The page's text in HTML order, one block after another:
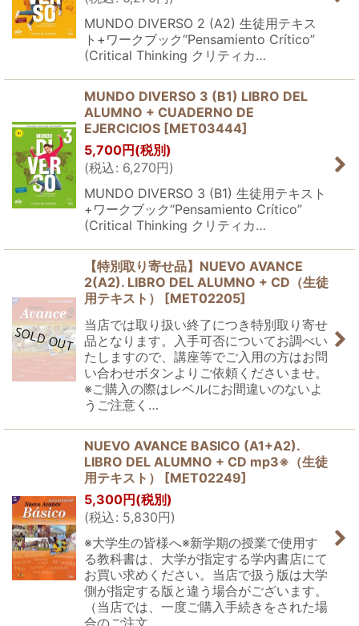
MUNDO DIVERSO 2 (A2) 生徒用テキス
ト+ワークブック“Pensamiento Crítico”
(Critical Thinking クリティカ…
MUNDO DIVERSO 3 (B1) LIBRO DEL
ALUMNO + CUADERNO DE
EJERCICIOS [MET03444]
5,700円 (税別)
(税込: 6,270円)
MUNDO DIVERSO 3 (B1) 生徒用テキスト
+ワークブック“Pensamiento Crítico”
(Critical Thinking クリティカ…
【特別取り寄せ品】NUEVO AVANCE
2(A2). LIBRO DEL ALUMNO + CD（生徒
用テキスト）
[MET02205]
当店では取り扱い終了につき特別取り寄せ
品となります。入手可否についてお調べい
たしますので、講座等でご入用の方はお問
い合わせボタンよりご依頼くださいませ。
※ご購入の際はレベルにお間違いのないよ
うご注意く…
NUEVO AVANCE BASICO (A1+A2).
LIBRO DEL ALUMNO + CD mp3※（生徒
用テキスト）
[MET02249]
5,300円 (税別)
(税込: 5,830円)
※大学生の皆様へ※新学期の授業で使用す
る教科書は、大学が指定する学内書店にて
お買い求めください。当店で扱う版は大学
側が指定する版と違う場合がございます。
（当店では、一度ご購入手続きをされた場
合のご注文…